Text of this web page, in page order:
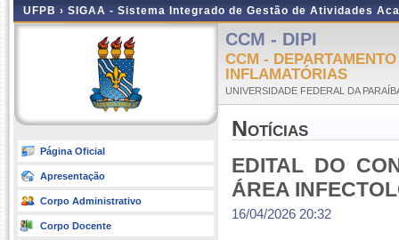
UFPB › SIGAA - Sistema Integrado de Gestão de Atividades
Página Oficial
Apresentação
Corpo Administrativo
Corpo Docente
CCM - DIPI
CCM -
INFLAMATÓRIAS
UNIVERSIDADE FEDERAL DA
Notícias
EDITAL DO
ÁREA
16/04/2026 20:32